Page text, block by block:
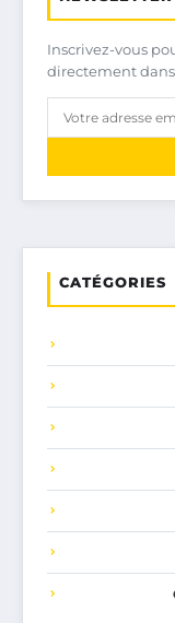
Inscrivez-vous
directement
CATÉGORIES